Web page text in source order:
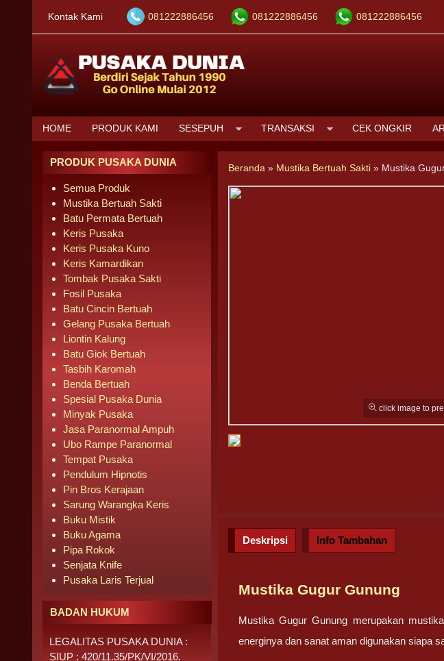
Kontak Kami 081222886456 081222886456 081222886456
HOME PRODUK KAMI SESEPUH TRANSAKSI CEK ONGKIR
Beranda » Mustika Bertuah Sakti » Mustika
click image to
Deskripsi Info Tambahan
Mustika Gugur Gunung
Mustika Gugur Gunung merupakan
energinya dan sanat aman digunakan siapa
PRODUK PUSAKA DUNIA
Semua Produk
Mustika Bertuah Sakti
Batu Permata Bertuah
Keris Pusaka
Keris Pusaka Kuno
Keris Kamardikan
Tombak Pusaka Sakti
Fosil Pusaka
Batu Cincin Bertuah
Gelang Pusaka Bertuah
Liontin Kalung
Batu Giok Bertuah
Tasbih Karomah
Benda Bertuah
Spesial Pusaka Dunia
Minyak Pusaka
Jasa Paranormal Ampuh
Ubo Rampe Paranormal
Tempat Pusaka
Pendulum Hipnotis
Pin Bros Kerajaan
Sarung Warangka Keris
Buku Mistik
Buku Agama
Pipa Rokok
Senjata Knife
Pusaka Laris Terjual
BADAN HUKUM
LEGALITAS PUSAKA DUNIA :
SIUP : 420/11.35/PK/VI/2016.